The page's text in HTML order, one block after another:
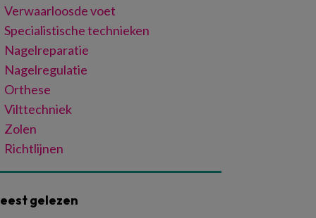
Verwaarloosde voet
Specialistische technieken
Nagelreparatie
Nagelregulatie
Orthese
Vilttechniek
Zolen
Richtlijnen
gelezen